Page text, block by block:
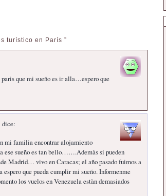
turístico en París ”
que mi sueño es ir alla…espero que
dice:
mi familia encontrar alojamiento
ese sueño es tan bello…….Ademàs si pueden
Madrid… vivo en Caracas; el año pasado fuimos a
que pueda cumplir mi sueño. Informenme
los vuelos en Venezuela estàn demasiados